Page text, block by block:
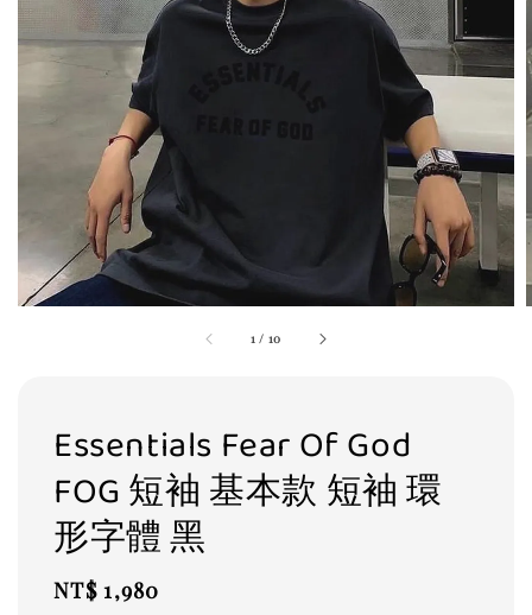
1 / 10
Essentials Fear Of God
FOG 短袖 基本款 短袖 環
形字體 黑
Regular
NT$ 1,980